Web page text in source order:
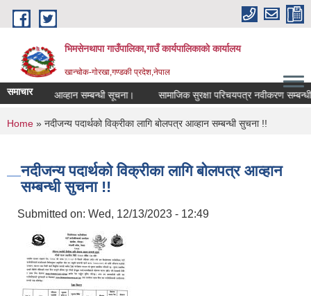
Skip to main content
भिमसेनथापा गाउँपालिका,गाउँ कार्यपालिकाकाे कार्यालय
खान्चोक-गाेरखा,गण्डकी प्रदेश,नेपाल
समाचारपत्र आव्हान सम्बन्धी सूचना। सामाजिक सुरक्षा परिचयपत्र नवीकरण सम्बन्धी
You are here
Home » नदीजन्य पदार्थको विक्रीका लागि बोलपत्र आव्हान सम्बन्धी सुचना !!
नदीजन्य पदार्थको विक्रीका लागि बोलपत्र आव्हान
सम्बन्धी सुचना !!
Submitted on: Wed, 12/13/2023 - 12:49